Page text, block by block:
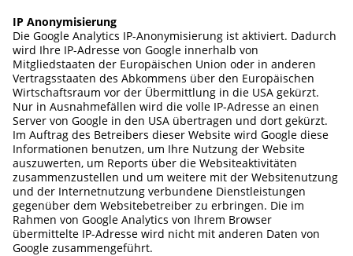
IP Anonymisierung
Die Google Analytics IP-Anonymisierung ist aktiviert. Dadurch
wird Ihre IP-Adresse von Google innerhalb von
Mitgliedstaaten der Europäischen Union oder in anderen
Vertragsstaaten des Abkommens über den Europäischen
Wirtschaftsraum vor der Übermittlung in die USA gekürzt.
Nur in Ausnahmefällen wird die volle IP-Adresse an einen
Server von Google in den USA übertragen und dort gekürzt.
Im Auftrag des Betreibers dieser Website wird Google diese
Informationen benutzen, um Ihre Nutzung der Website
auszuwerten, um Reports über die Websiteaktivitäten
zusammenzustellen und um weitere mit der Websitenutzung
und der Internetnutzung verbundene Dienstleistungen
gegenüber dem Websitebetreiber zu erbringen. Die im
Rahmen von Google Analytics von Ihrem Browser
übermittelte IP-Adresse wird nicht mit anderen Daten von
Google zusammengeführt.